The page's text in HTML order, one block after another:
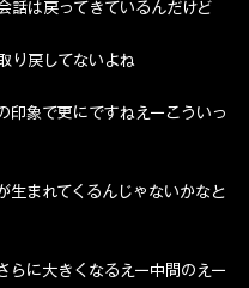
話は戻ってきているんだけど
り戻してないよね
印象で更にですねえーこういっ
生まれてくるんじゃないかなと
らに大きくなるえー中間のえー